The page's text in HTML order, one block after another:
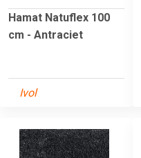
Hamat Natuflex 100
cm - Antraciet
Ivol